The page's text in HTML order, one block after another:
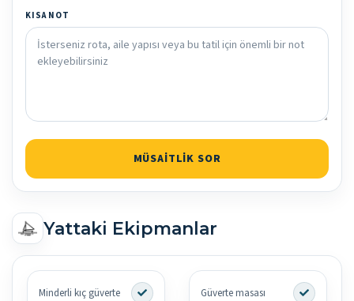
KISA NOT
MÜSAITLIK SOR
Yattaki Ekipmanlar
Minderli kıç güverte Güverte masası